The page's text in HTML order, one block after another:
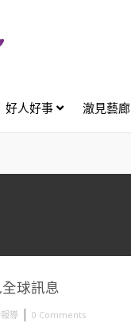
好人好事 澈見藝廊
球訊息
導 | 0 Comments